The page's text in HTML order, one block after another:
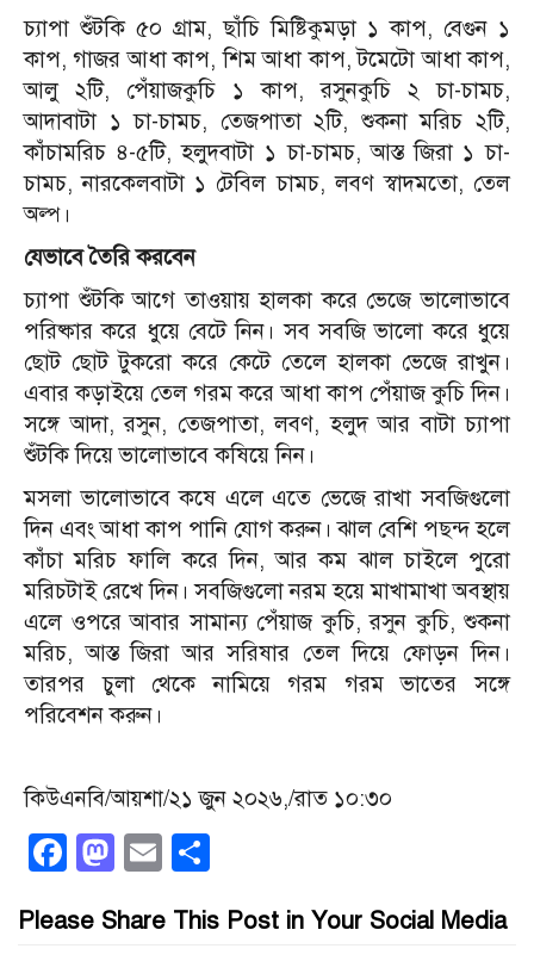
চ্যাপা শুঁটকি ৫০ গ্রাম, ছাঁচি মিষ্টিকুমড়া ১ কাপ, বেগুন ১
কাপ, গাজর আধা কাপ, শিম আধা কাপ, টমেটো আধা কাপ,
আলু ২টি, পেঁয়াজকুচি ১ কাপ, রসুনকুচি ২ চা-চামচ,
আদাবাটা ১ চা-চামচ, তেজপাতা ২টি, শুকনা মরিচ ২টি,
কাঁচামরিচ ৪-৫টি, হলুদবাটা ১ চা-চামচ, আস্ত জিরা ১ চা-
চামচ, নারকেলবাটা ১ টেবিল চামচ, লবণ স্বাদমতো, তেল
অল্প।
যেভাবে তৈরি করবেন
চ্যাপা শুঁটকি আগে তাওয়ায় হালকা করে ভেজে ভালোভাবে
পরিষ্কার করে ধুয়ে বেটে নিন। সব সবজি ভালো করে ধুয়ে
ছোট ছোট টুকরো করে কেটে তেলে হালকা ভেজে রাখুন।
এবার কড়াইয়ে তেল গরম করে আধা কাপ পেঁয়াজ কুচি দিন।
সঙ্গে আদা, রসুন, তেজপাতা, লবণ, হলুদ আর বাটা চ্যাপা
শুঁটকি দিয়ে ভালোভাবে কষিয়ে নিন।
মসলা ভালোভাবে কষে এলে এতে ভেজে রাখা সবজিগুলো
দিন এবং আধা কাপ পানি যোগ করুন। ঝাল বেশি পছন্দ হলে
কাঁচা মরিচ ফালি করে দিন, আর কম ঝাল চাইলে পুরো
মরিচটাই রেখে দিন। সবজিগুলো নরম হয়ে মাখামাখা অবস্থায়
এলে ওপরে আবার সামান্য পেঁয়াজ কুচি, রসুন কুচি, শুকনা
মরিচ, আস্ত জিরা আর সরিষার তেল দিয়ে ফোড়ন দিন।
তারপর চুলা থেকে নামিয়ে গরম গরম ভাতের সঙ্গে
পরিবেশন করুন।
কিউএনবি/আয়শা/২১ জুন ২০২৬,/রাত ১০:৩০
Facebook
Mastodon
Email
Please Share This Post in Your Social Media